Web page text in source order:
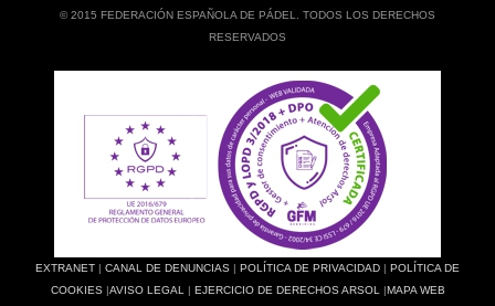
© 2015 FEDERACIÓN ESPAÑOLA DE PÁDEL. TODOS LOS DERECHOS
RESERVADOS
EXTRANET | CANAL DE DENUNCIAS | POLÍTICA DE PRIVACIDAD | POLÍTICA DE
COOKIES|AVISO LEGAL | EJERCICIO DE DERECHOS ARSOL |MAPA WEB